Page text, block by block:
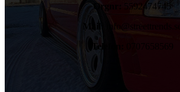
Orgnr:
5592474745
Mail:
info@streettrends.se
Telefon: